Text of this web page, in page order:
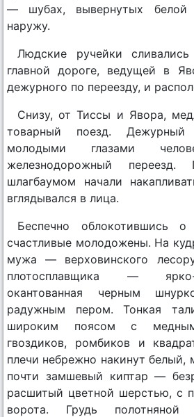
— шубах, вывернутых белой
наружу.
Людские ручейки
главной дороге, ведущей в
дежурного по переезду, и
Снизу, от Тиссы и Явора,
товарный поезд.
молодыми глазами
железнодорожный переезд.
шлагбаумом начали
вглядывался в лица.
Беспечно облокотившись о
счастливые молодожены. На
мужа — верховинского
плотосплавщика —
окантованная черным
радужным пером. Тонкая
широким поясом с
гвоздиков, ромбиков и
плечи небрежно накинут белый,
почти замшевый киптар —
расшитый цветной шерстью, с
ворота. Грудь